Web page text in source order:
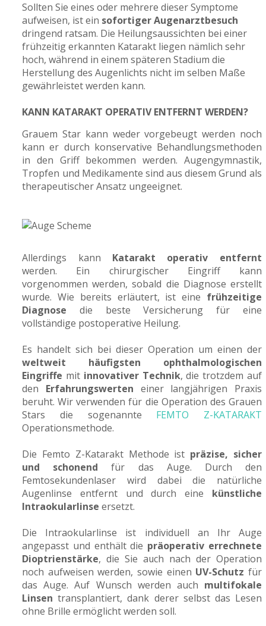
Sollten Sie eines oder mehrere dieser Symptome
aufweisen, ist ein sofortiger Augenarztbesuch
dringend ratsam. Die Heilungsaussichten bei einer
frühzeitig erkannten Katarakt liegen nämlich sehr
hoch, während in einem späteren Stadium die
Herstellung des Augenlichts nicht im selben Maße
gewährleistet werden kann.
KANN KATARAKT OPERATIV ENTFERNT WERDEN?
Grauem Star kann weder vorgebeugt werden noch
kann er durch konservative Behandlungsmethoden
in den Griff bekommen werden. Augengymnastik,
Tropfen und Medikamente sind aus diesem Grund als
therapeutischer Ansatz ungeeignet.
Allerdings kann Katarakt operativ entfernt
werden. Ein chirurgischer Eingriff kann
vorgenommen werden, sobald die Diagnose erstellt
wurde. Wie bereits erläutert, ist eine frühzeitige
Diagnose die beste Versicherung für eine
vollständige postoperative Heilung.
Es handelt sich bei dieser Operation um einen der
weltweit häufigsten ophthalmologischen
Eingriffe mit innovativer Technik, die trotzdem auf
den Erfahrungswerten einer langjährigen Praxis
beruht. Wir verwenden für die Operation des Grauen
Stars die sogenannte FEMTO Z-KATARAKT
Operationsmethode.
Die Femto Z-Katarakt Methode ist präzise, sicher
und schonend für das Auge. Durch den
Femtosekundenlaser wird dabei die natürliche
Augenlinse entfernt und durch eine künstliche
Intraokularlinse ersetzt.
Die Intraokularlinse ist individuell an Ihr Auge
angepasst und enthält die präoperativ errechnete
Dioptrienstärke, die Sie auch nach der Operation
noch aufweisen werden, sowie einen UV-Schutz für
das Auge. Auf Wunsch werden auch multifokale
Linsen transplantiert, dank derer selbst das Lesen
ohne Brille ermöglicht werden soll.